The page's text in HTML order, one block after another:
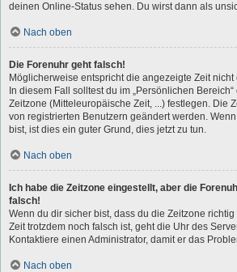
deinen Online-Status sehen. Du wirst dann als
Nach oben
Die Forenuhr geht falsch!
Möglicherweise entspricht die angezeigte Zeit
In diesem Fall solltest du im „Persönlichen
Zeitzone (Mitteleuropäische Zeit, ...) festlegen. Die
von registrierten Benutzern geändert werden.
bist, ist dies ein guter Grund, dies jetzt zu tun.
Nach oben
Ich habe die Zeitzone eingestellt, aber die
falsch!
Wenn du dir sicher bist, dass du die Zeitzone
Zeit trotzdem noch falsch ist, geht die Uhr des
Kontaktiere einen Administrator, damit er das
Nach oben